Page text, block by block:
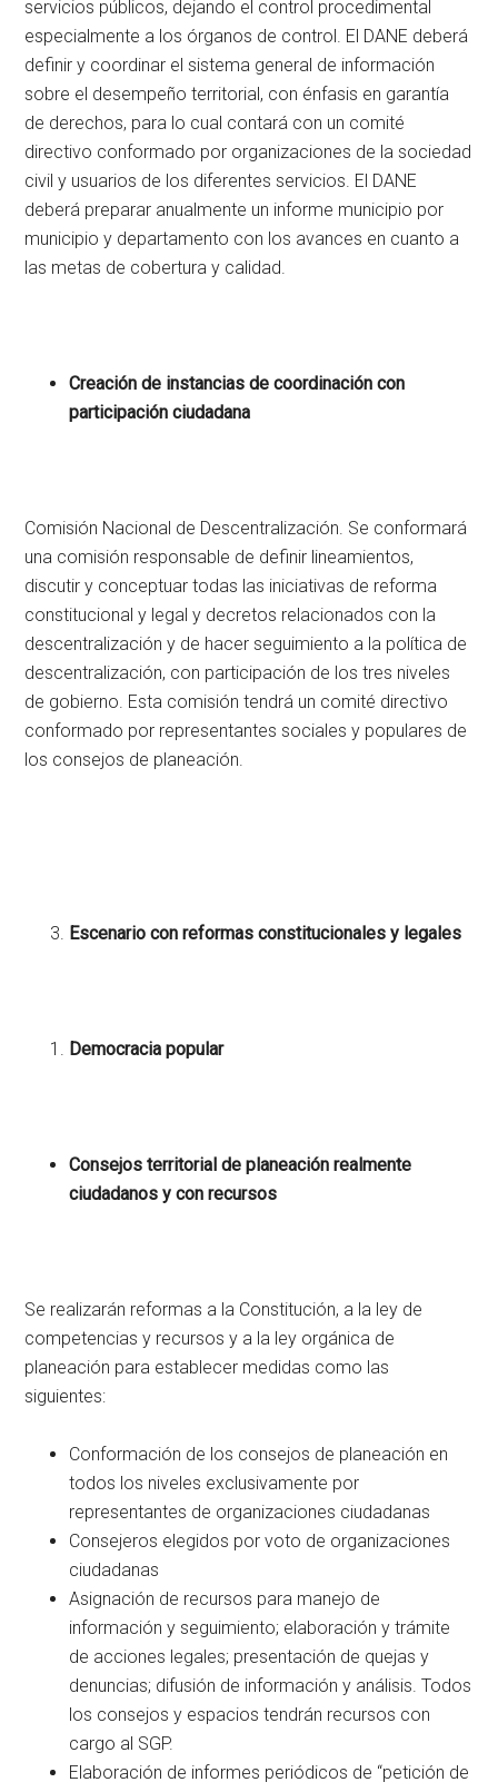
servicios públicos, dejando el control procedimental
especialmente a los órganos de control. El DANE deberá
definir y coordinar el sistema general de información
sobre el desempeño territorial, con énfasis en garantía
de derechos, para lo cual contará con un comité
directivo conformado por organizaciones de la sociedad
civil y usuarios de los diferentes servicios. El DANE
deberá preparar anualmente un informe municipio por
municipio y departamento con los avances en cuanto a
las metas de cobertura y calidad.
Creación de instancias de coordinación con
participación ciudadana
Comisión Nacional de Descentralización. Se conformará
una comisión responsable de definir lineamientos,
discutir y conceptuar todas las iniciativas de reforma
constitucional y legal y decretos relacionados con la
descentralización y de hacer seguimiento a la política de
descentralización, con participación de los tres niveles
de gobierno. Esta comisión tendrá un comité directivo
conformado por representantes sociales y populares de
los consejos de planeación.
Escenario con reformas constitucionales y legales
Democracia popular
Consejos territorial de planeación realmente
ciudadanos y con recursos
Se realizarán reformas a la Constitución, a la ley de
competencias y recursos y a la ley orgánica de
planeación para establecer medidas como las
siguientes:
Conformación de los consejos de planeación en
todos los niveles exclusivamente por
representantes de organizaciones ciudadanas
Consejeros elegidos por voto de organizaciones
ciudadanas
Asignación de recursos para manejo de
información y seguimiento; elaboración y trámite
de acciones legales; presentación de quejas y
denuncias; difusión de información y análisis. Todos
los consejos y espacios tendrán recursos con
cargo al SGP.
Elaboración de informes periódicos de “petición de